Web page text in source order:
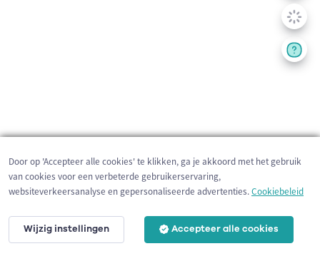
200 m
Door op 'Accepteer alle cookies' te klikken, ga je akkoord met het gebruik
van cookies voor een verbeterde gebruikerservaring,
websiteverkeersanalyse en gepersonaliseerde advertenties.Cookiebeleid
Wijzig instellingen Accepteer alle cookies